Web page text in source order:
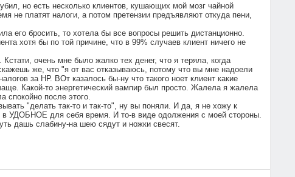
но есть несколько клиентов, кушающих мой мозг чайной
не платят налоги, а потом претензии предъявляют откуда пени,
его бросить, то хотела бы все вопросы решить дистанционно.
хотя бы по той причине, что в 99% случаев клиент ничего не
очень мне было жалко тех денег, что я теряла, когда
же, что "я от вас отказываюсь, потому что вы мне надоели
за НР. ВОт казалось бы-ну что такого ноет клиент какие
Какой-то энергетический вампир был просто. Жалела я жалела
спокойно после этого.
"делать так-то и так-то", ну вы поняли. И да, я не хожу к
в УДОБНОЕ для себя время. И то-в виде одолжения с моей стороны.
дашь слабину-на шею сядут и ножки свесят.